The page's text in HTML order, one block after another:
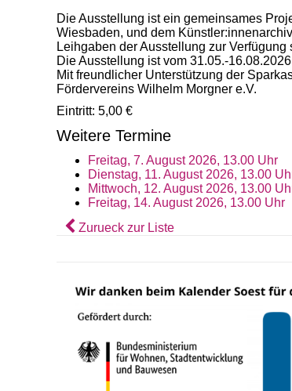
Die Ausstellung ist ein gemeinsames
Wiesbaden, und dem
Leihgaben der Ausstellung zur Verfügung
Die Ausstellung ist vom 31.05.-
Mit freundlicher Unterstützung der
Fördervereins Wilhelm Morgner e.V.
Eintritt: 5,00 €
Weitere Termine
Freitag, 7. August 2026, 13.00 Uhr
Dienstag, 11. August 2026, 13.00
Mittwoch, 12. August 2026, 13.00
Freitag, 14. August 2026, 13.00 Uhr
Zurueck zur Liste